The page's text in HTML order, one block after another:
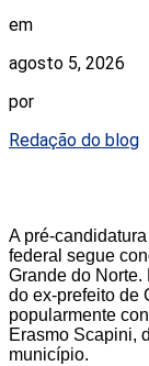
em
agosto 5, 2026
por
Redação do blog
A pré-
federal segue
Grande do Norte.
do ex-prefeito de
popularmente
Erasmo Scapini,
município.